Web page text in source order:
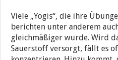
Viele „Yogis“, die ihre
berichten unter anderem
gleichmäßiger wurde. Wird
Sauerstoff versorgt, fällt es